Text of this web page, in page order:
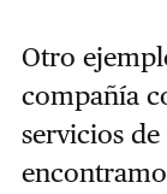
Otro
compañía
servicios